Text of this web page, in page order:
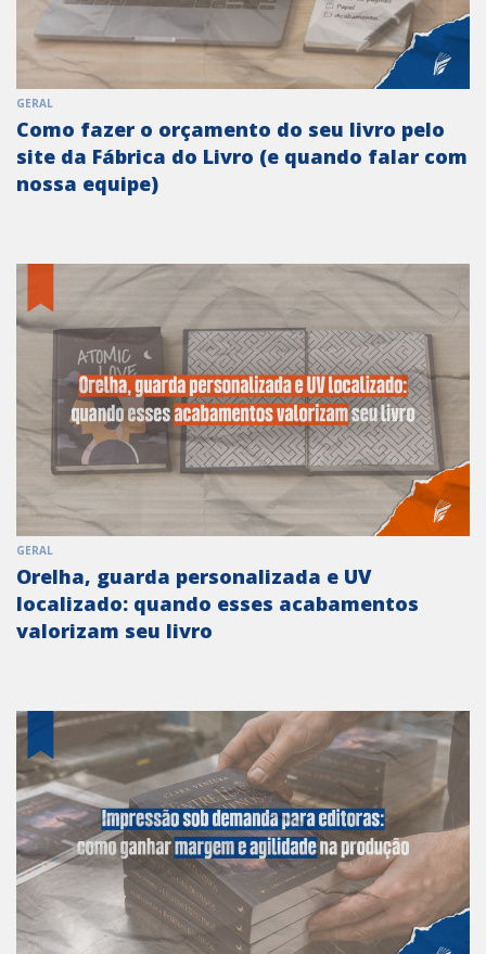
GERAL
Como fazer o orçamento do seu livro pelo
site da Fábrica do Livro (e quando falar com
nossa equipe)
GERAL
Orelha, guarda personalizada e UV
localizado: quando esses acabamentos
valorizam seu livro